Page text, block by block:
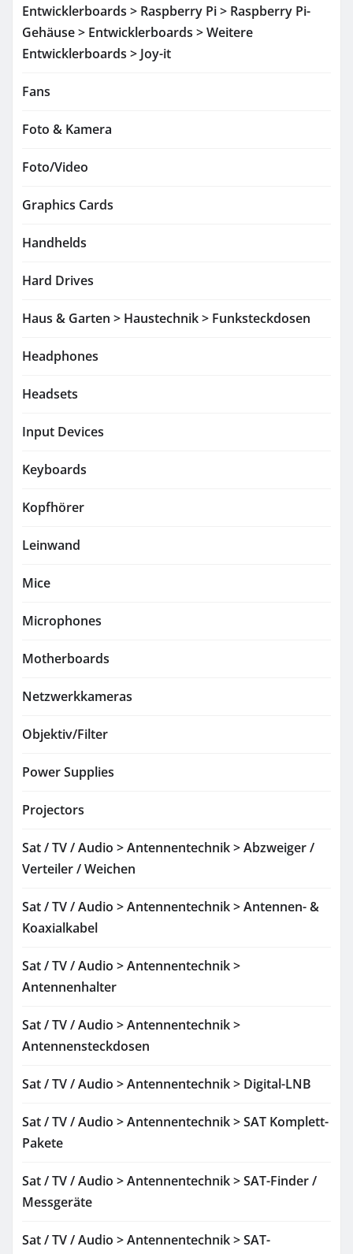
Entwicklerboards > Raspberry Pi > Raspberry Pi-
Gehäuse > Entwicklerboards > Weitere
Entwicklerboards > Joy-it
Fans
Foto & Kamera
Foto/Video
Graphics Cards
Handhelds
Hard Drives
Haus & Garten > Haustechnik > Funksteckdosen
Headphones
Headsets
Input Devices
Keyboards
Kopfhörer
Leinwand
Mice
Microphones
Motherboards
Netzwerkkameras
Objektiv/Filter
Power Supplies
Projectors
Sat / TV / Audio > Antennentechnik > Abzweiger /
Verteiler / Weichen
Sat / TV / Audio > Antennentechnik > Antennen- &
Koaxialkabel
Sat / TV / Audio > Antennentechnik >
Antennenhalter
Sat / TV / Audio > Antennentechnik >
Antennensteckdosen
Sat / TV / Audio > Antennentechnik > Digital-LNB
Sat / TV / Audio > Antennentechnik > SAT Komplett-
Pakete
Sat / TV / Audio > Antennentechnik > SAT-Finder /
Messgeräte
Sat / TV / Audio > Antennentechnik > SAT-